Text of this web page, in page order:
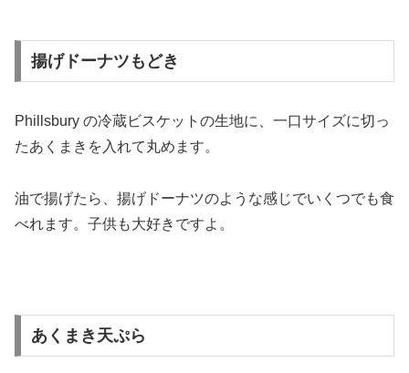
揚げドーナツもどき
Phillsbury の冷蔵ビスケットの生地に、一口サイズに切っ
たあくまきを入れて丸めます。
油で揚げたら、揚げドーナツのような感じでいくつでも食
べれます。子供も大好きですよ。
あくまき天ぷら